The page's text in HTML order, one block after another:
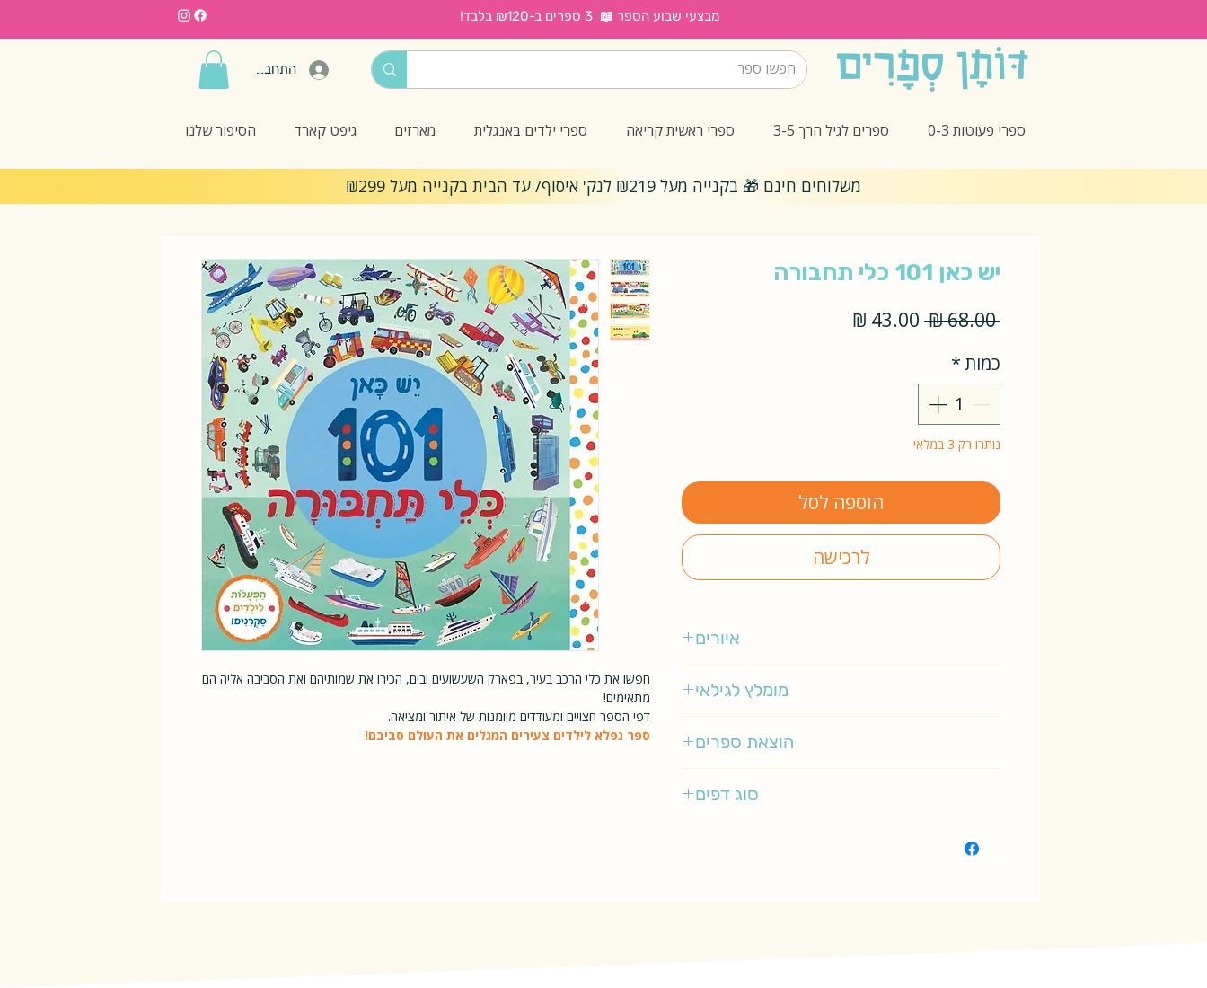
מבצעי שבוע הספר 📖 3 ספרים ב-₪120 בלבד!
התחברות
ספרי פעוטות 0-3 ספרים לגיל הרך 3-5 ספרי ראשית קריאה ספרי ילדים באנגלית מארזים גיפט קארד הסיפור שלנו
משלוחים חינם 🎁 בקנייה מעל ₪219 לנק' איסוף/ עד הבית בקנייה מעל ₪299
חפשו את כלי הרכב בעיר, בפארק השעשועים ובים, הכירו את שמותיהם ואת הסביבה אליה הם
מתאימים!
דפי הספר חצויים ומעודדים מיומנות של איתור ומציאה.
ספר נפלא לילדים צעירים המגלים את העולם סביבם!
יש כאן 101 כלי תחבורה
‏68.00 ‏₪
מחיר
כמות*
נותרו רק 3 במלאי
הוספה לסל
לרכישה
איורים
מומלץ לגילאי
הוצאת ספרים
סוג דפים